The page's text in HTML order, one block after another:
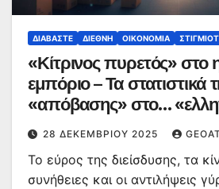
ΔΙΑΒΆΣΤΕ ΔΙΕΘΝΉ ΟΙΚΟΝΟΜΊΑ
«Κίτρινος πυρετός» στο
εμπόριο – Τα στατιστικά
«απόβασης» στο…
28 ΔΕΚΕΜΒΡΊΟΥ 2025
Το εύρος της διείσδυσης, τα
συνήθειες και οι αντιλήψεις